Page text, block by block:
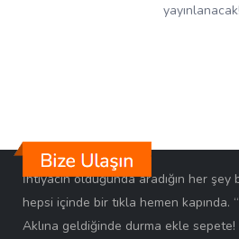
yayınlanacak!
İhtiyacın olduğunda aradığın her şey
hepsi içinde bir tıkla hemen kapında.
Aklına geldiğinde durma ekle